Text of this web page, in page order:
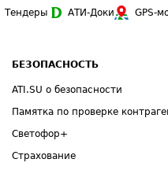
Тендеры АТИ-Доки GPS-
БЕЗОПАСНОСТЬ
ATI.SU о безопасности
Памятка по проверке
Светофор+
Страхование